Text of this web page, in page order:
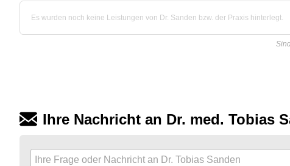
Es wurden noch keine Leistungen von Dr. Sanden bzw. der Praxis hinterlegt.
Ihre Nachricht an Dr. med. Tobias